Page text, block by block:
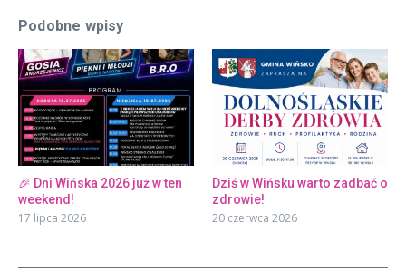
Podobne wpisy
🎉 Dni Wińska 2026 już w ten
weekend!
17 lipca 2026
Dziś w Wińsku warto zadbać o
zdrowie!
20 czerwca 2026